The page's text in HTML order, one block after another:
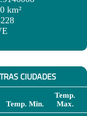
km²
CIUDADES
Temp. Min.
Temp.
Max.